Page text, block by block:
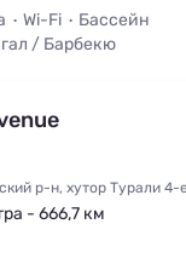
Wi-Fi
Бассейн
/ Барбекю
р-н, хутор Турали 4-
- 666,7 км